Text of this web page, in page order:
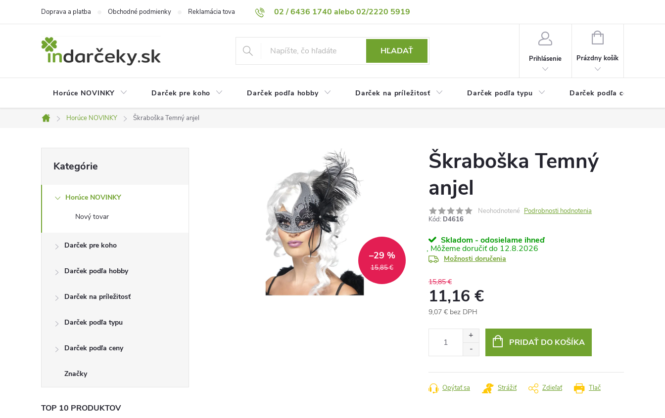
02 / 6436 1740 alebo 02/2220 5919
Doprava a platba Obchodné podmienky Reklamácia tovaru Vrátenie tovaru Podmienky ochrany osobných údajov
HĽADAŤ
Prihlásenie
NÁKUPNÝ
Prázdny košík
Horúce NOVINKY Darček pre koho Darček podľa hobby Darček na príležitosť Darček podľa typu Darček podľa ceny
Domov
Horúce NOVINKY Škraboška Temný anjel
o
n
l
kategórie
Kategórie
Horúce NOVINKY
Nový tovar
Darček pre koho
Darček podľa hobby
Darček na príležitosť
Darček podľa typu
Darček podľa ceny
Značky
TOP 10 PRODUKTOV
15,85 €
–29 %
Škraboška Temný
anjel
Neohodnotené Podrobnosti hodnotenia
Kód: D4616
Skladom - odosielame ihneď
12.8.2026
Možnosti doručenia
15,85 €
11,16 €
9,07 € bez DPH
PRIDAŤ DO KOŠÍKA
Tlač
Opýtať sa Strážiť Zdieľať